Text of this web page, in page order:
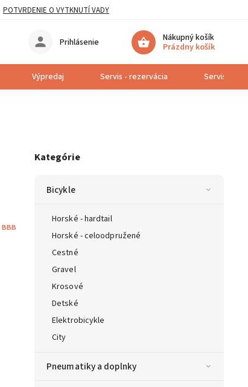
POTVRDENIE O VYTKNUTÍ VADY
Nákupný košík
Prázdny košík
Prihlásenie
Výpredaj Servis - rezervácia Servis
Kategórie
Bicykle
Horské - hardtail
Horské - celoodpružené
Cestné
Gravel
Krosové
Detské
Elektrobicykle
City
Pneumatiky a doplnky
BBB